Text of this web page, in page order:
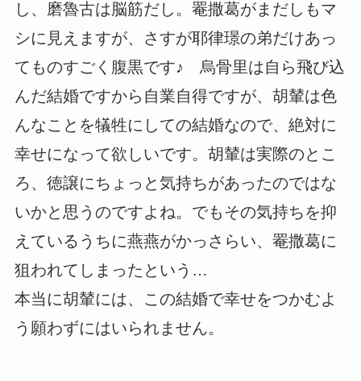
し、磨魯古は脳筋だし。罨撒葛がまだしもマ
シに見えますが、さすが耶律璟の弟だけあっ
てものすごく腹黒です♪ 烏骨里は自ら飛び込
んだ結婚ですから自業自得ですが、胡輦は色
んなことを犠牲にしての結婚なので、絶対に
幸せになって欲しいです。胡輦は実際のとこ
ろ、徳譲にちょっと気持ちがあったのではな
いかと思うのですよね。でもその気持ちを抑
えているうちに燕燕がかっさらい、罨撒葛に
狙われてしまったという…
本当に胡輦には、この結婚で幸せをつかむよ
う願わずにはいられません。